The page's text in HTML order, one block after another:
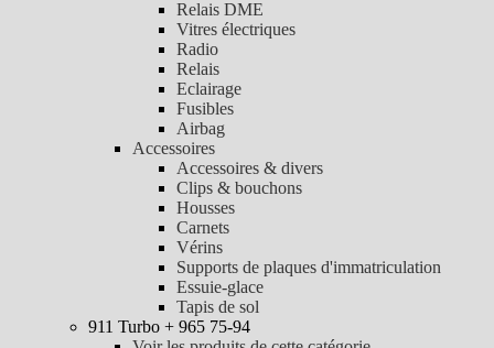
Relais DME
Vitres électriques
Radio
Relais
Eclairage
Fusibles
Airbag
Accessoires
Accessoires & divers
Clips & bouchons
Housses
Carnets
Vérins
Supports de plaques d'immatriculation
Essuie-glace
Tapis de sol
911 Turbo + 965 75-94